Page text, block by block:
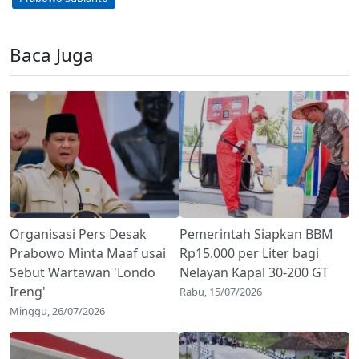
Baca Juga
Organisasi Pers Desak
Prabowo Minta Maaf usai
Sebut Wartawan 'Londo
Ireng'
Minggu, 26/07/2026
Pemerintah Siapkan BBM
Rp15.000 per Liter bagi
Nelayan Kapal 30-200 GT
Rabu, 15/07/2026